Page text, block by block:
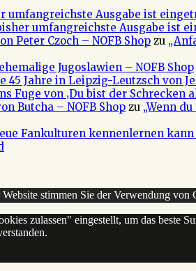
umfangreichste Ausgabe ist
umfangreichste Ausgabe ist
Peter Czoch – NOFB Shop zu
Jugoslawien – NOFB Shop
Jahre in Leipzig-Leutzsch von
Fuge von ‚Du bist der Schrecken
Butcha – NOFB Shop zu „Wenn
Fankulturen kennenlernen kann
stimmen Sie der Verwendung von
zulassen" eingestellt, um das beste